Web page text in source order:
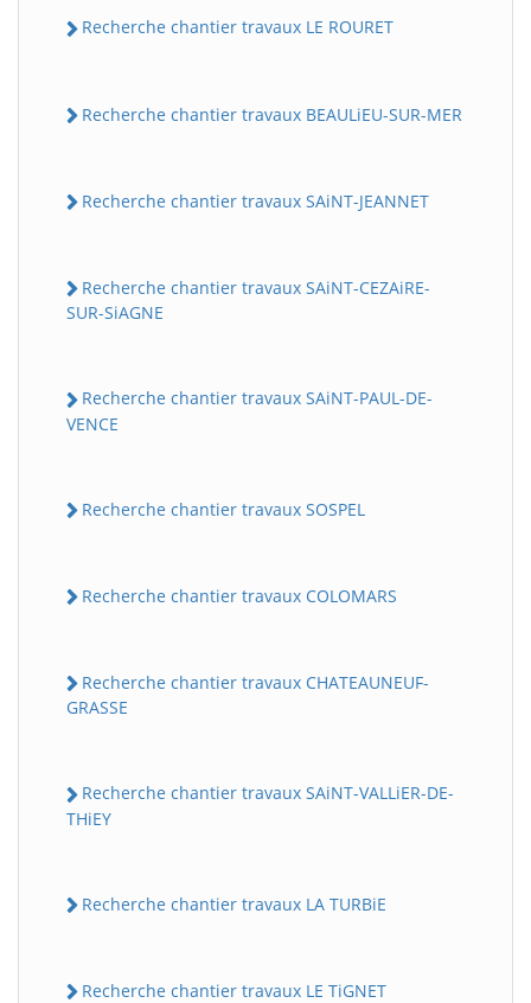
Recherche chantier travaux LE ROURET
Recherche chantier travaux BEAULiEU-SUR-MER
Recherche chantier travaux SAiNT-JEANNET
Recherche chantier travaux SAiNT-CEZAiRE-
SUR-SiAGNE
Recherche chantier travaux SAiNT-PAUL-DE-
VENCE
Recherche chantier travaux SOSPEL
Recherche chantier travaux COLOMARS
Recherche chantier travaux CHATEAUNEUF-
GRASSE
Recherche chantier travaux SAiNT-VALLiER-DE-
THiEY
Recherche chantier travaux LA TURBiE
Recherche chantier travaux LE TiGNET